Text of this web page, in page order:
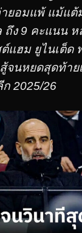
ยอมแพ้ แม้แต้
ถึง 9 คะแนน ห
ต์แฮม ยูไนเต็ด
จนหยดสุดท้าย
2025/26